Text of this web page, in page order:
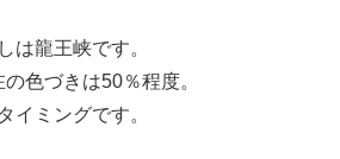
は龍王峡です。
色づきは50％程度。
イミングです。